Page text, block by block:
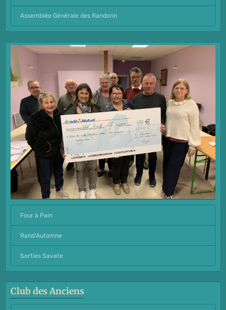
Assemblée Générale des Randonn
Four à Pain
Rand'Automne
Sorties Savate
Club des Anciens